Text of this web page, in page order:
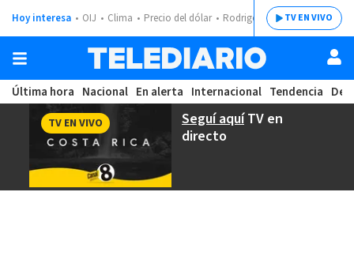
Hoy interesa OIJ Clima Precio del dólar Rodrigo ChavesTV EN VIVO
Última hora Nacional En alerta Internacional Tendencia
Seguí aquíTV en
directo
TV EN VIVO